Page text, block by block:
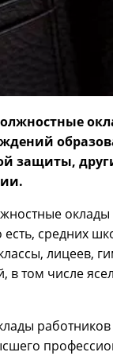
защиты,
средних
лицеев,
том числе